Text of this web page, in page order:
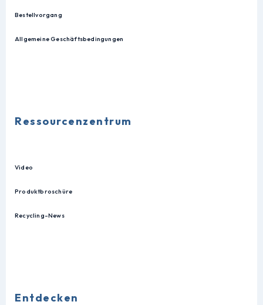
Bestellvorgang
Allgemeine Geschäftsbedingungen
Ressourcenzentrum
Video
Produktbroschüre
Recycling-News
Entdecken